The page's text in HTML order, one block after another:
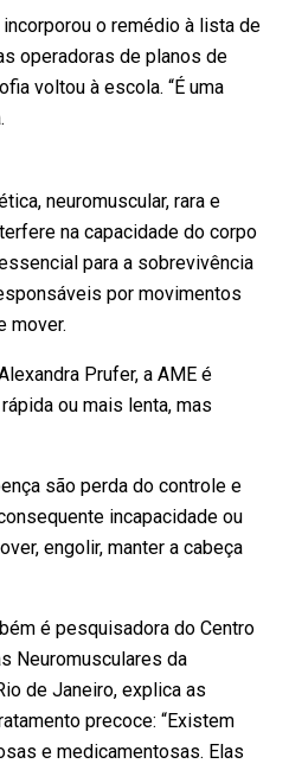
o remédio à lista de
operadoras de planos de
voltou à escola. “É uma
neuromuscular, rara e
na capacidade do corpo
para a sobrevivência
por movimentos
mover.
Prufer, a AME é
ou mais lenta, mas
são perda do controle e
incapacidade ou
engolir, manter a cabeça
é pesquisadora do Centro
Neuromusculares da
de Janeiro, explica as
precoce: “Existem
e medicamentosas. Elas